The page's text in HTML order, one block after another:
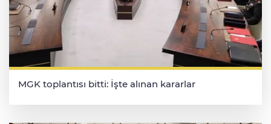
MGK toplantısı bitti: İşte alınan kararlar